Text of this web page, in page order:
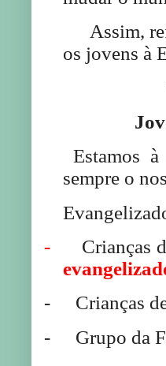
Assim,
os jovens à
Estamos
sempre o
-
Crianças
-
Crianças
-
Grupo da